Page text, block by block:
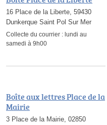
16 Place de la Liberte, 59430
Dunkerque Saint Pol Sur Mer
Collecte du courrier : lundi au
samedi à 9h00
Boîte aux lettres Place de la
Mairie
3 Place de la Mairie, 02850